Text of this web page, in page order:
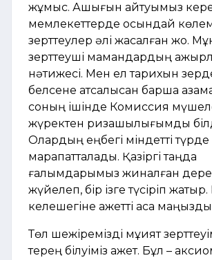
жұмыс. Ашығын айтуымыз
мемлекеттерде осындай
зерттеулер әлі жасалған жоқ.
зерттеуші мамандардың
нәтижесі. Мен ел тарихын
белсене атсалысқан барша
соның ішінде Комиссия
жүректен ризашылығымды
Олардың еңбегі міндетті түрде
марапатталады. Қазіргі таңда
ғалымдарымыз жиналған
жүйелеп, бір ізге түсіріп жатыр.
келешегіне қажетті аса
Төл шежіремізді мұқият
терең білуіміз қажет. Бұл –